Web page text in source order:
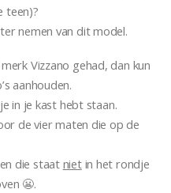
teen)?
nemen van dit model.
Vizzano gehad, dan kun
aanhouden.
in je kast hebt staan.
de vier maten die op de
die staat nietin het rondje
😬.